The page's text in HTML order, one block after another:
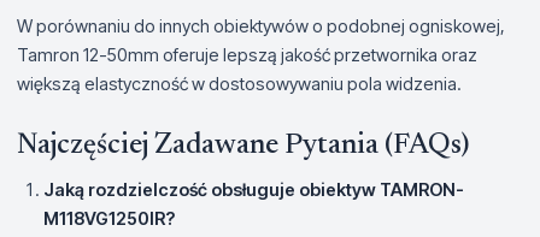
W porównaniu do innych obiektywów o podobnej ogniskowej,
Tamron 12-50mm oferuje lepszą jakość przetwornika oraz
większą elastyczność w dostosowywaniu pola widzenia.
Najczęściej Zadawane Pytania (FAQs)
Jaką rozdzielczość obsługuje obiektyw TAMRON-
M118VG1250IR?